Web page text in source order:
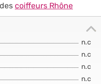
coiffeurs Rhône
n.c
n.c
n.c
n.c